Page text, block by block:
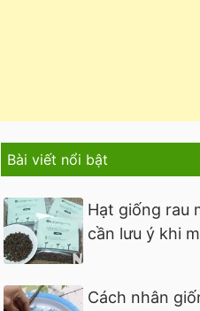
Bài viết nổi bật
Hạt giống rau
cần lưu ý khi
Cách nhân